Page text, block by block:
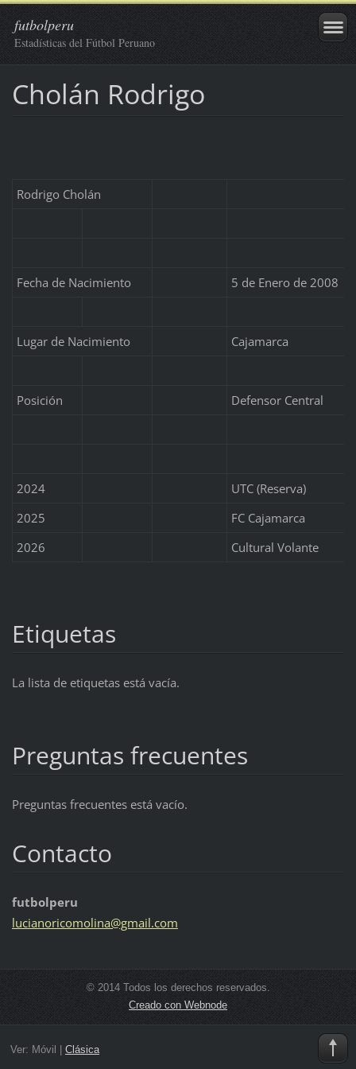
futbolperu
Estadísticas del Fútbol Peruano
Cholán Rodrigo
Rodrigo Cholán
Fecha de Nacimiento 5 de Enero de 2008
Lugar de Nacimiento Cajamarca
Posición Defensor Central
2024
UTC (Reserva)
2025
FC Cajamarca
2026
Cultural Volante
Etiquetas
La lista de etiquetas está vacía.
Preguntas frecuentes
Preguntas frecuentes está vacío.
Contacto
futbolperu
lucianoricomolina@gmail.com
© 2014 Todos los derechos reservados.
Creado con Webnode
Ver: Móvil Clásica